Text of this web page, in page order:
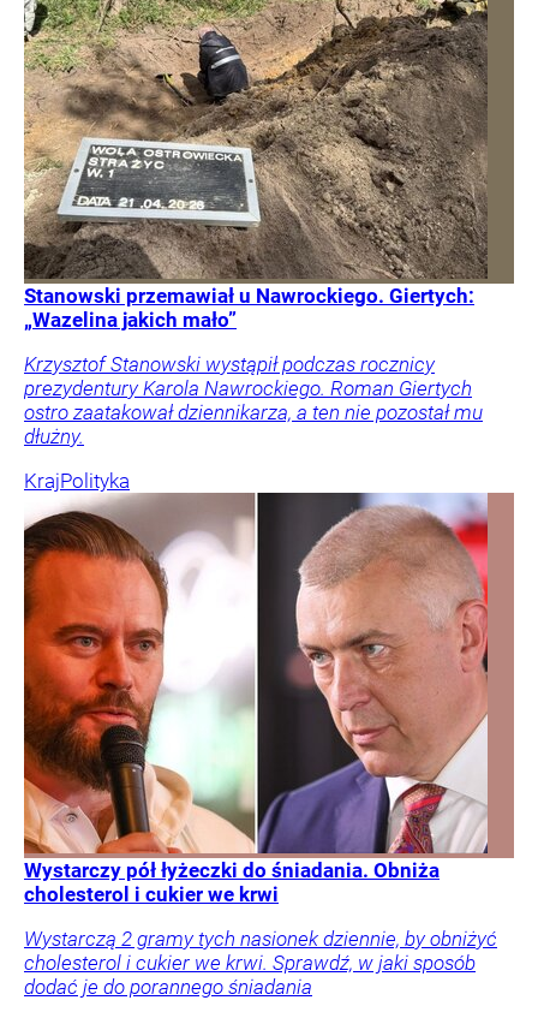
Stanowski przemawiał u Nawrockiego. Giertych:
„Wazelina jakich mało”
Krzysztof Stanowski wystąpił podczas rocznicy
prezydentury Karola Nawrockiego. Roman Giertych
ostro zaatakował dziennikarza, a ten nie pozostał mu
dłużny.
KrajPolityka
Wystarczy pół łyżeczki do śniadania. Obniża
cholesterol i cukier we krwi
Wystarczą 2 gramy tych nasionek dziennie, by obniżyć
cholesterol i cukier we krwi. Sprawdź, w jaki sposób
dodać je do porannego śniadania